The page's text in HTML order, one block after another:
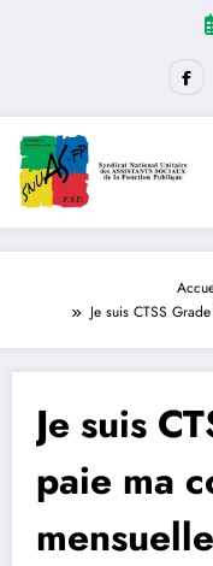
Je suis CTSS
Je suis
paie ma